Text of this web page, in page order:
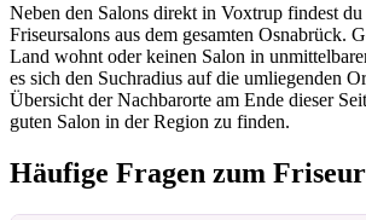
Neben den Salons direkt in Voxtrup findest
Friseursalons aus dem gesamten Osnabrück.
Land wohnt oder keinen Salon in
es sich den Suchradius auf die umliegenden
Übersicht der Nachbarorte am Ende dieser
guten Salon in der Region zu finden.
Häufige Fragen zum